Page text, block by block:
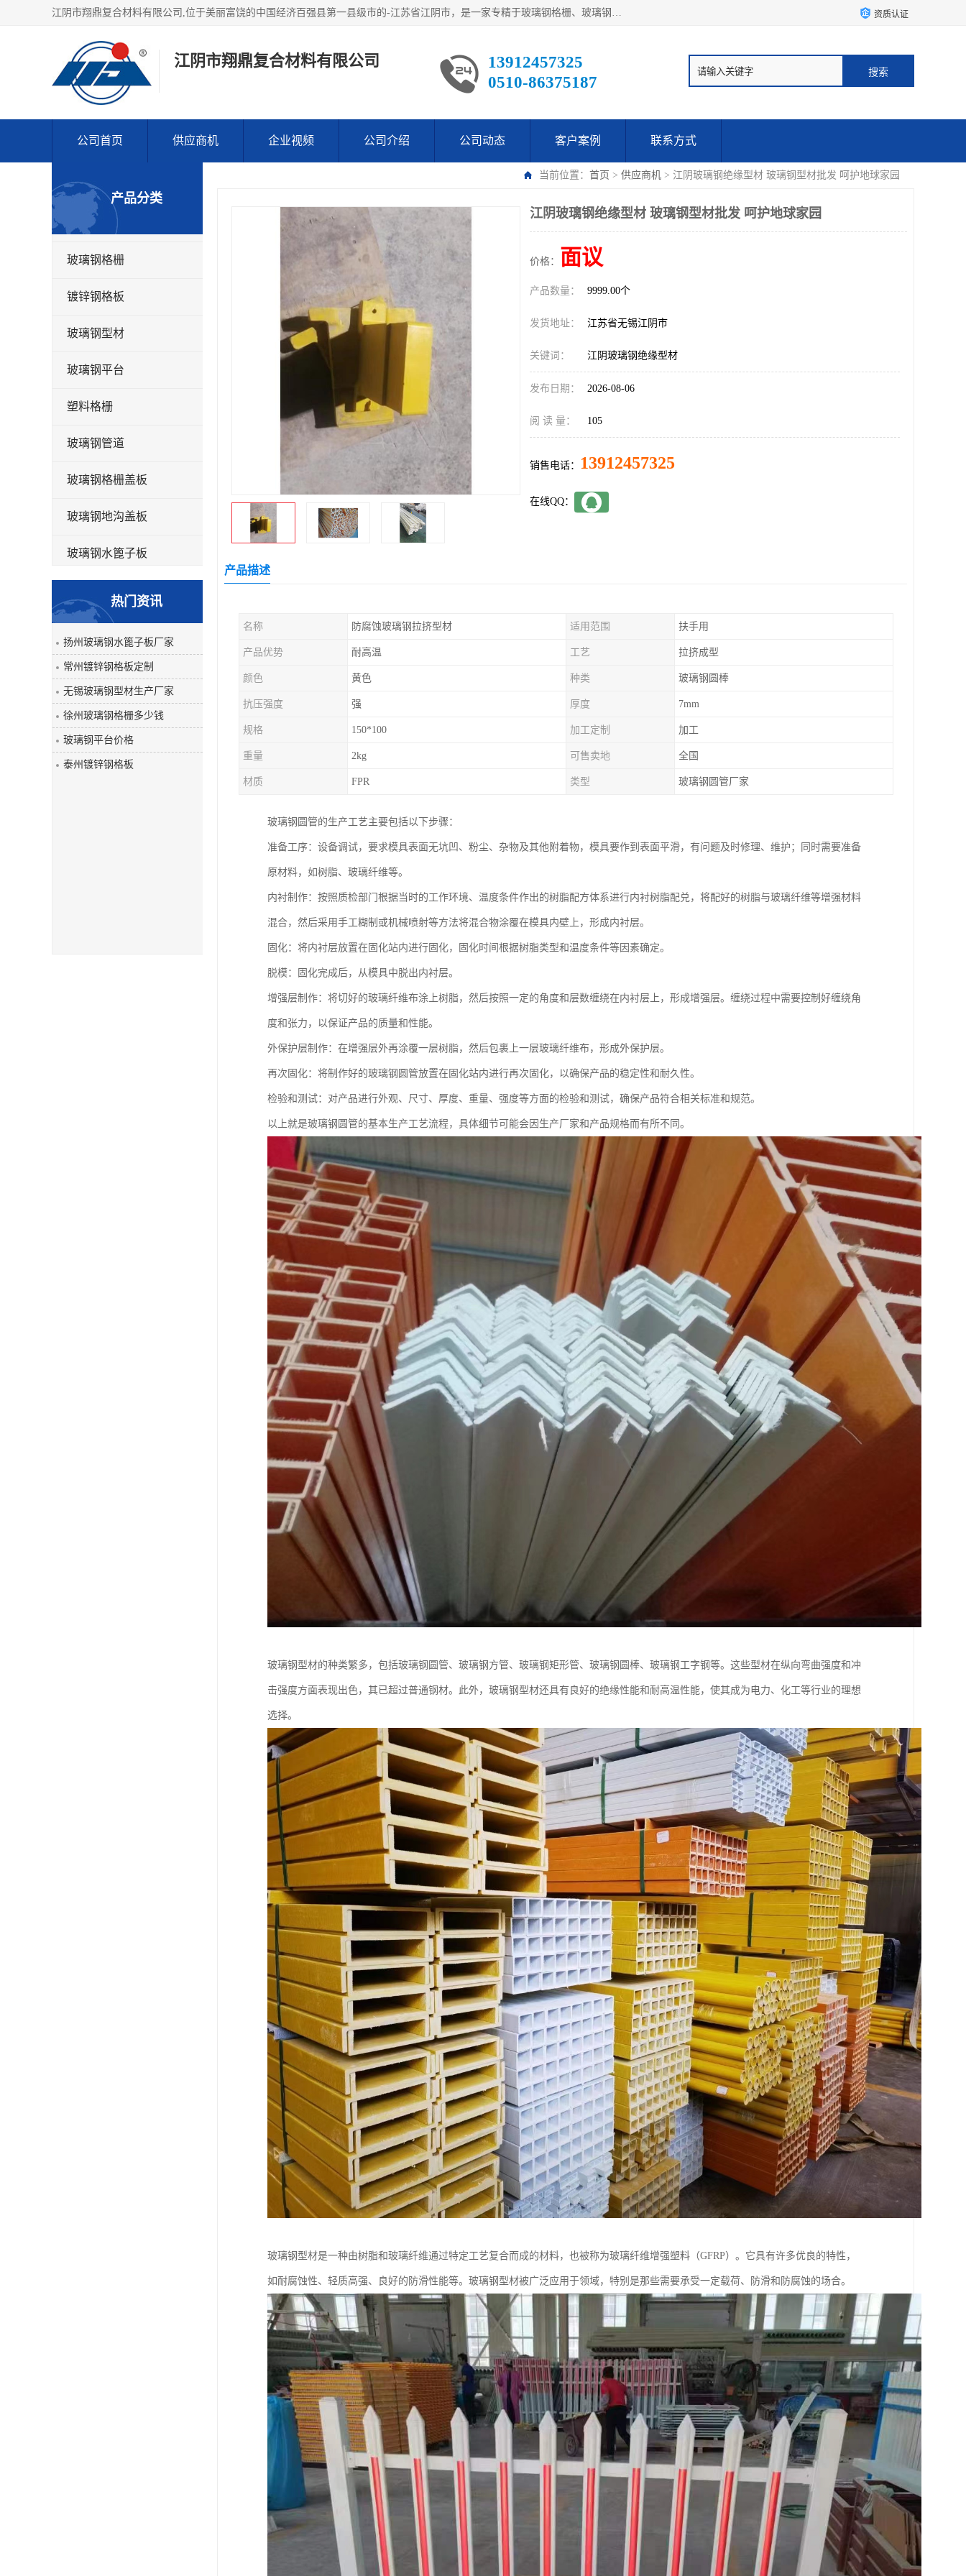
江阴市翔鼎复合材料有限公司,位于美丽富饶的中国经济百强县第一县级市的-江苏省江阴市，是一家专精于玻璃钢格栅、玻璃钢新材料,镀锌钢格板，机械设备生产制造及研发的科技型企业；公司产品已销往了世界多个国家和地区，公司人决心加倍努力愿与广大社会同仁精诚合作共创辉煌！ 资质认证
江阴市翔鼎复合材料有限公司
13912457325
0510-86375187
公司首页 供应商机 企业视频 公司介绍 公司动态 客户案例 联系方式
当前位置： 首页 > 供应商机 > 江阴玻璃钢绝缘型材 玻璃钢型材批发 呵护地球家园
产品分类
玻璃钢格栅
镀锌钢格板
玻璃钢型材
玻璃钢平台
塑料格栅
玻璃钢管道
玻璃钢格栅盖板
玻璃钢地沟盖板
玻璃钢水篦子板
玻璃钢平板
玻璃钢盖板
热门资讯
扬州玻璃钢水篦子板厂家
常州镀锌钢格板定制
无锡玻璃钢型材生产厂家
徐州玻璃钢格栅多少钱
玻璃钢平台价格
泰州镀锌钢格板
江阴玻璃钢绝缘型材 玻璃钢型材批发 呵护地球家园
价格： 面议
产品数量： 9999.00个
发货地址： 江苏省无锡江阴市
关键词： 江阴玻璃钢绝缘型材
发布日期： 2026-08-06
阅 读 量： 105
销售电话： 13912457325
在线QQ：
产品描述
名称 防腐蚀玻璃钢拉挤型材 适用范围 扶手用
产品优势 耐高温 工艺 拉挤成型
颜色 黄色 种类 玻璃钢圆棒
抗压强度 强 厚度 7mm
规格 150*100 加工定制 加工
重量 2kg 可售卖地 全国
材质 FPR 类型 玻璃钢圆管厂家
玻璃钢圆管的生产工艺主要包括以下步骤：
准备工序：设备调试，要求模具表面无坑凹、粉尘、杂物及其他附着物，模具要作到表面平滑，有问题及时修理、维护；同时需要准备
原材料，如树脂、玻璃纤维等。
内衬制作：按照质检部门根据当时的工作环境、温度条件作出的树脂配方体系进行内衬树脂配兑，将配好的树脂与玻璃纤维等增强材料
混合，然后采用手工糊制或机械喷射等方法将混合物涂覆在模具内壁上，形成内衬层。
固化：将内衬层放置在固化站内进行固化，固化时间根据树脂类型和温度条件等因素确定。
脱模：固化完成后，从模具中脱出内衬层。
增强层制作：将切好的玻璃纤维布涂上树脂，然后按照一定的角度和层数缠绕在内衬层上，形成增强层。缠绕过程中需要控制好缠绕角
度和张力，以保证产品的质量和性能。
外保护层制作：在增强层外再涂覆一层树脂，然后包裹上一层玻璃纤维布，形成外保护层。
再次固化：将制作好的玻璃钢圆管放置在固化站内进行再次固化，以确保产品的稳定性和耐久性。
检验和测试：对产品进行外观、尺寸、厚度、重量、强度等方面的检验和测试，确保产品符合相关标准和规范。
以上就是玻璃钢圆管的基本生产工艺流程，具体细节可能会因生产厂家和产品规格而有所不同。
玻璃钢型材的种类繁多，包括玻璃钢圆管、玻璃钢方管、玻璃钢矩形管、玻璃钢圆棒、玻璃钢工字钢等。这些型材在纵向弯曲强度和冲
击强度方面表现出色，其已超过普通钢材。此外，玻璃钢型材还具有良好的绝缘性能和耐高温性能，使其成为电力、化工等行业的理想
选择。
玻璃钢型材是一种由树脂和玻璃纤维通过特定工艺复合而成的材料，也被称为玻璃纤维增强塑料（GFRP）。它具有许多优良的特性，
如耐腐蚀性、轻质高强、良好的防滑性能等。玻璃钢型材被广泛应用于领域，特别是那些需要承受一定载荷、防滑和防腐蚀的场合。